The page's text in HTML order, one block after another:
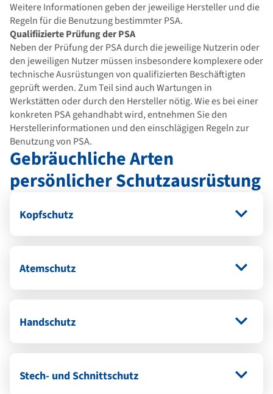
Weitere Informationen geben der jeweilige Hersteller und die
Regeln für die Benutzung bestimmter PSA.
Qualifiizierte Prüfung der PSA
Neben der Prüfung der PSA durch die jeweilige Nutzerin oder
den jeweiligen Nutzer müssen insbesondere komplexere oder
technische Ausrüstungen von qualifizierten Beschäftigten
geprüft werden. Zum Teil sind auch Wartungen in
Werkstätten oder durch den Hersteller nötig. Wie es bei einer
konkreten PSA gehandhabt wird, entnehmen Sie den
Herstellerinformationen und den einschlägigen Regeln zur
Benutzung von PSA.
Gebräuchliche Arten
persönlicher Schutzausrüstung
Kopfschutz
Atemschutz
Handschutz
Stech- und Schnittschutz